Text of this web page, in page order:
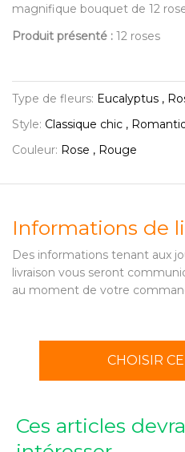
magnifique bouquet de 12
Produit présenté : 12 roses
Type de fleurs: Eucalyptus ,
Style: Classique chic ,
Couleur: Rose , Rouge
Informations de
Des informations tenant aux
livraison vous seront
au moment de votre
CHOISIR
Ces articles